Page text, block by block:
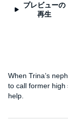
プレビューの
再生
When Trina’s
to call former high
help.